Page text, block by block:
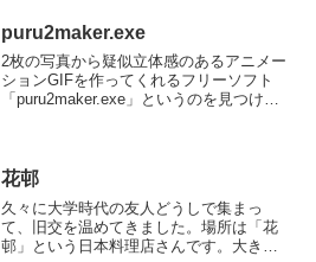
って調べてみると、「ファ...
puru2maker.exe
2枚の写真から疑似立体感のあるアニメー
ションGIFを作ってくれるフリーソフト
「puru2maker.exe」というのを見つけた
構いい...
花邨
久々に大学時代の友人どうしで集まっ
て、旧交を温めてきました。場所は「花
邨」という日本料理店さんです。大きな